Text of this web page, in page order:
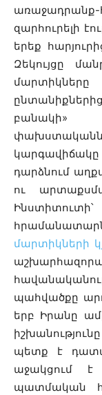
զարհուրելի
երեք
Զեկույցը
բանակի»
դարձնում
ու
մարտիկների
պահվածքը
երբ Իրանը
իշխանությունը
պետք է
աջակցում է
պատմական